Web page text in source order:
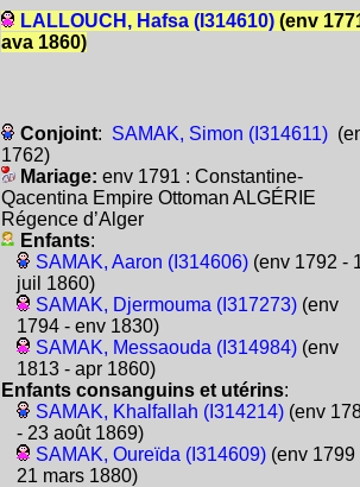
LALLOUCH, Hafsa (I314610)(env
ava 1860)
Conjoint: SAMAK, Simon (I314611)
1762)
Mariage: env 1791 : Constantine-
Qacentina Empire Ottoman ALGÉRIE
Régence d’Alger
Enfants:
SAMAK, Aaron (I314606)(env 1792 -
juil 1860)
SAMAK, Djermouma (I317273)(env
1794 - env 1830)
SAMAK, Messaouda (I314984)(env
1813 - apr 1860)
Enfants consanguins et utérins:
SAMAK, Khalfallah (I314214)(env
- 23 août 1869)
SAMAK, Oureïda (I314609)(env 1799
21 mars 1880)